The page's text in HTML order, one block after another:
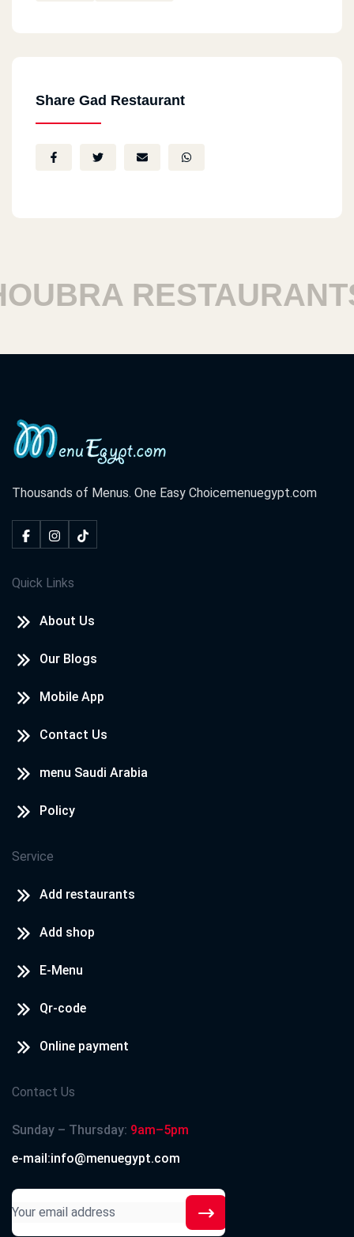
NEFSI TRODO AWI
NEFSI TRODO AWI
Share Gad Restaurant
RESTAURANTS
Thousands of Menus. One Easy Choicemenuegypt.com
Quick Links
About Us
Our Blogs
Mobile App
Contact Us
menu Saudi Arabia
Policy
Service
Add restaurants
Add shop
E-Menu
Qr-code
Online payment
Contact Us
Sunday – Thursday: 9am–5pm
e-mail:info@menuegypt.com